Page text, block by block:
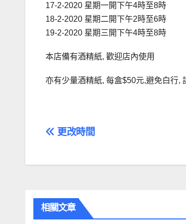
17-2-2020 星期一開下午4時至8時
18-2-2020 星期二開下午2時至6時
19-2-2020 星期三開下午4時至8時
本店備有酒精紙, 歡迎店內使用
亦有少量酒精紙, 每盒$50元,避免白行,
文
覽
更改時間
相關文章